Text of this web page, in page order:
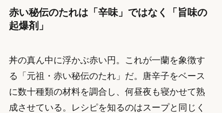
赤い秘伝のたれは「辛味」ではなく「旨味の
起爆剤」
丼の真ん中に浮かぶ赤い円。これが一蘭を象徴す
る「元祖・赤い秘伝のたれ」だ。唐辛子をベース
に数十種類の材料を調合し、何昼夜も寝かせて熟
成させている。レシピを知るのはスープと同じく